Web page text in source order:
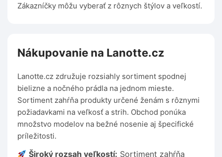
Zákazníčky môžu vyberať z rôznych štýlov a veľkostí.
Nákupovanie na Lanotte.cz
Lanotte.cz združuje rozsiahly sortiment spodnej
bielizne a nočného prádla na jednom mieste.
Sortiment zahŕňa produkty určené ženám s rôznymi
požiadavkami na veľkosť a strih. Obchod ponúka
množstvo modelov na bežné nosenie aj špecifické
príležitosti.
Široký rozsah veľkostí: Sortiment zahŕňa